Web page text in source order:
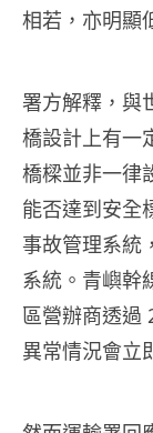
相若，亦明顯
署方解釋，與
橋設計上有一
橋樑並非一律
能否達到安全
事故管理系統
系統。青嶼幹
區營辦商透過
異常情況會立